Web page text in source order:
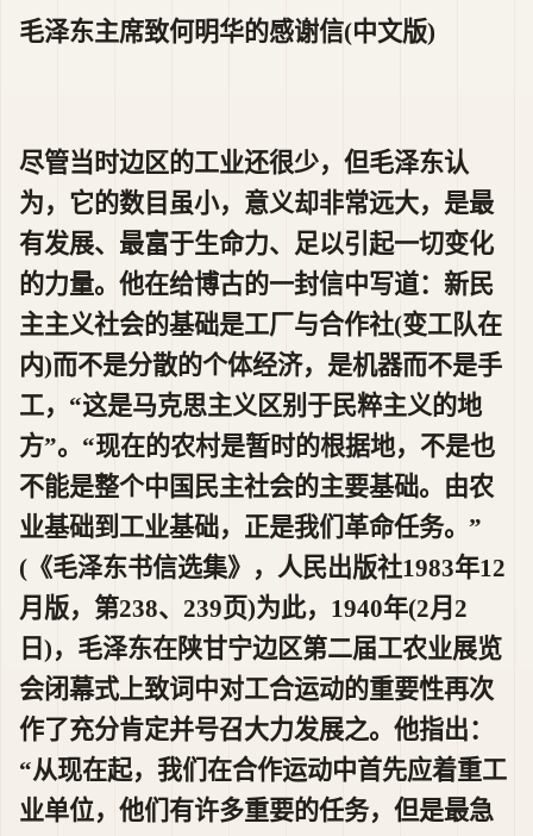
毛泽东主席致何明华的感谢信(中文版)
尽管当时边区的工业还很少，但毛泽东认
为，它的数目虽小，意义却非常远大，是最
有发展、最富于生命力、足以引起一切变化
的力量。他在给博古的一封信中写道：新民
主主义社会的基础是工厂与合作社(变工队在
内)而不是分散的个体经济，是机器而不是手
工，“这是马克思主义区别于民粹主义的地
方”。“现在的农村是暂时的根据地，不是也
不能是整个中国民主社会的主要基础。由农
业基础到工业基础，正是我们革命任务。”
(《毛泽东书信选集》，人民出版社1983年12
月版，第238、239页)为此，1940年(2月2
日)，毛泽东在陕甘宁边区第二届工农业展览
会闭幕式上致词中对工合运动的重要性再次
作了充分肯定并号召大力发展之。他指出：
“从现在起，我们在合作运动中首先应着重工
业单位，他们有许多重要的任务，但是最急